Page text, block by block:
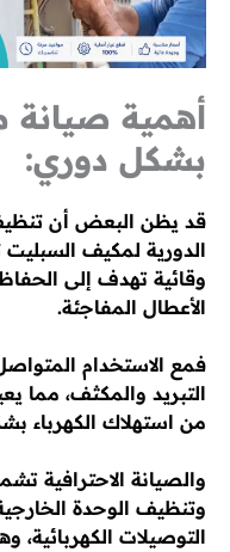
أهمية
بشكل دوري:
قد يظن البعض أن
الدورية لمكيف السبليت
وقائية تهدف إلى
الأعطال المفاجئة.
فمع الاستخدام
التبريد والمكثف، مما
من استهلاك الكهرباء
والصيانة الاحترافية
وتنظيف الوحدة
التوصيلات الكهربائية،